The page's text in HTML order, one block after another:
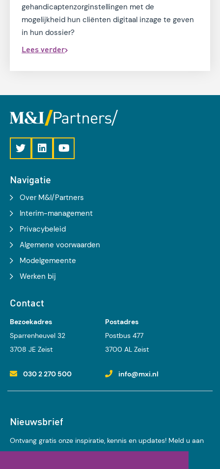
gehandicaptenzorginstellingen met de
mogelijkheid hun cliënten digitaal inzage te geven
in hun dossier?
Lees verder
Navigatie
Over M&I/Partners
Interim-management
Privacybeleid
Algemene voorwaarden
Modelgemeente
Werken bij
Contact
Bezoekadres
Sparrenheuvel 32
3708 JE Zeist
Postadres
Postbus 477
3700 AL Zeist
030 2 270 500 info@mxi.nl
Nieuwsbrief
Ontvang gratis onze inspiratie, kennis en updates! Meld u aan
voor onze nieuwsbrief: